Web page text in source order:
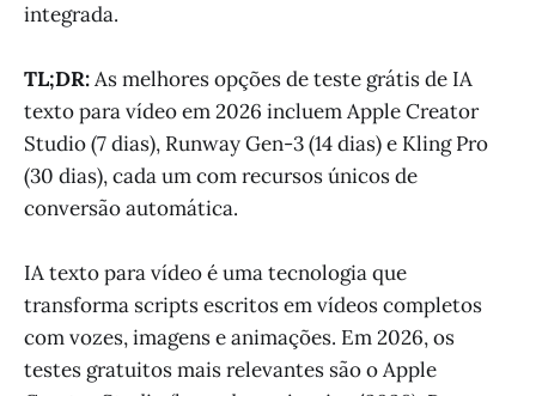
integrada.
TL;DR:As melhores opções de teste grátis de IA
texto para vídeo em 2026 incluem Apple Creator
Studio (7 dias), Runway Gen-3 (14 dias) e Kling Pro
(30 dias), cada um com recursos únicos de
conversão automática.
IA texto para vídeo é uma tecnologia que
transforma scripts escritos em vídeos completos
com vozes, imagens e animações. Em 2026, os
testes gratuitos mais relevantes são o Apple